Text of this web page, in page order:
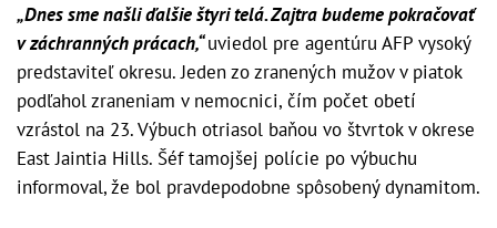
„Dnes sme našli ďalšie štyri telá. Zajtra budeme pokračovať
v záchranných prácach,“uviedol pre agentúru AFP vysoký
predstaviteľ okresu. Jeden zo zranených mužov v piatok
podľahol zraneniam v nemocnici, čím počet obetí
vzrástol na 23. Výbuch otriasol baňou vo štvrtok v okrese
East Jaintia Hills. Šéf tamojšej polície po výbuchu
informoval, že bol pravdepodobne spôsobený dynamitom.